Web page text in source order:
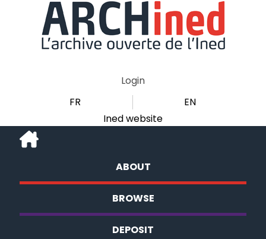
Login
FR
EN
Ined website
ABOUT
BROWSE
DEPOSIT